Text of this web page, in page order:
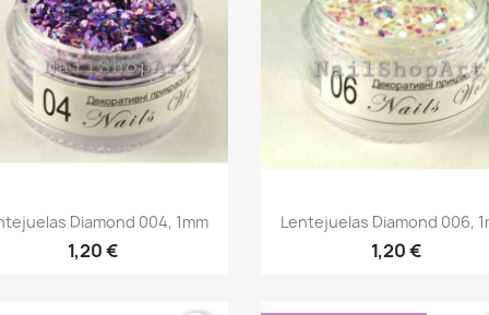
Vista rápida
Diamond 004, 1mm
1,20 €
Vista rápida
Lentejuelas Diamond 006,
1,20 €